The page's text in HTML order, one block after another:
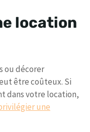
location
ou décorer
être coûteux. Si
dans votre location,
une